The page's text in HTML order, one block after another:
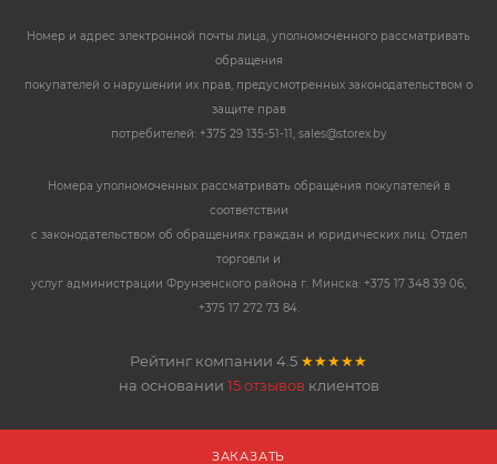
ЗАКАЗАТЬ
Номер и адрес электронной почты лица, уполномоченного рассматривать
обращения
покупателей о нарушении их прав, предусмотренных законодательством о
защите прав
потребителей: +375 29 135-51-11, sales@storex.by
Номера уполномоченных рассматривать обращения покупателей в
соответствии
с законодательством об обращениях граждан и юридических лиц: Отдел
торговли и
услуг администрации Фрунзенского района г. Минска: +375 17 348 39 06,
+375 17 272 73 84.
Рейтинг компании 4.5 ★★★★★
на основании 15 отзывов клиентов